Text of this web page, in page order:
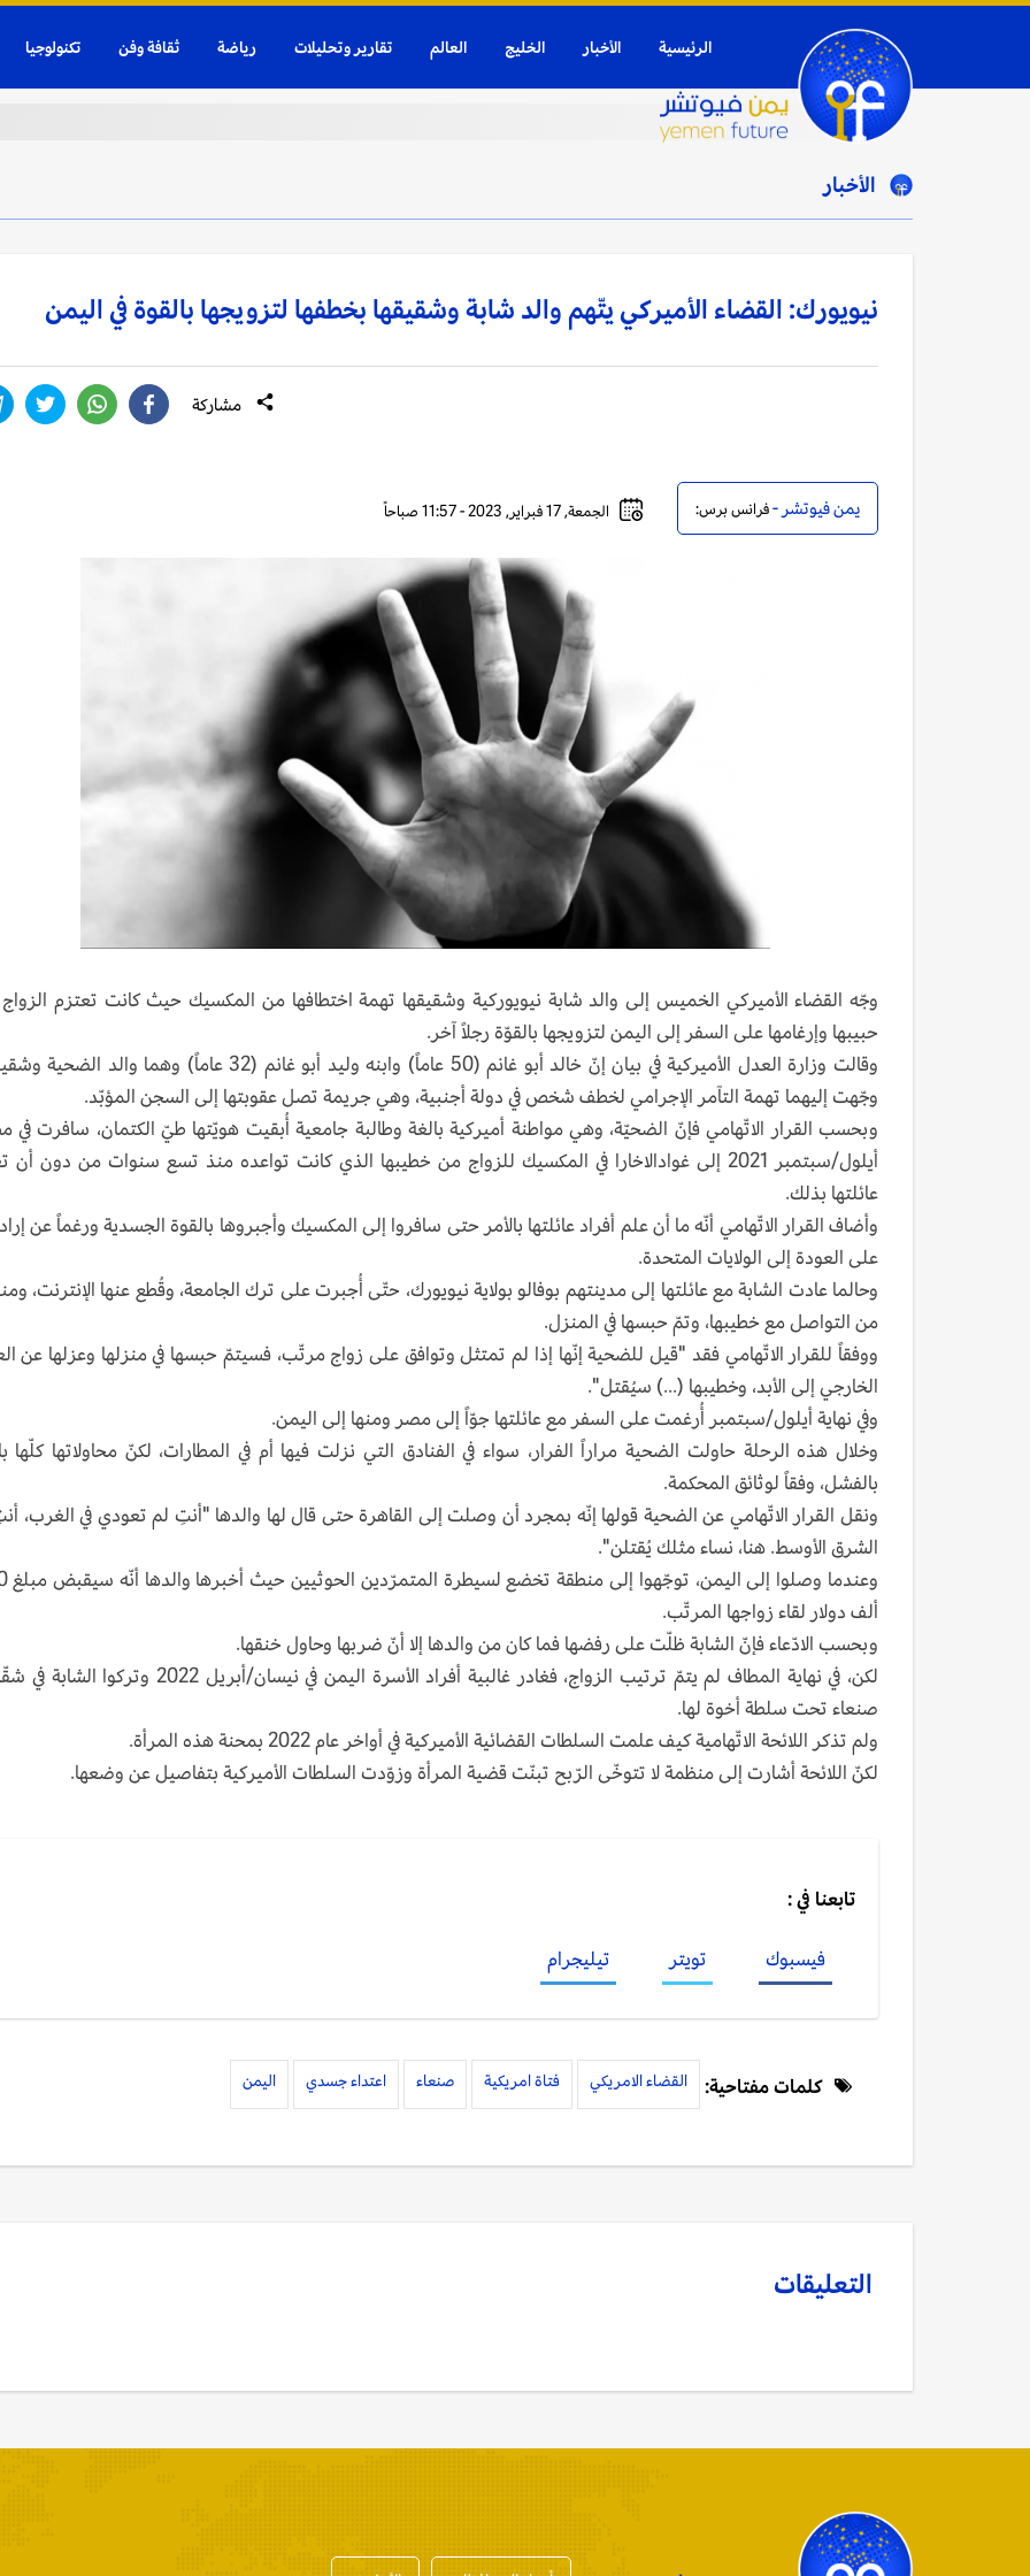
الرئيسية الأخبار الخليج العالم تقارير وتحليلات رياضة ثقافة وفن تكنولوجيا
الأخبار
نيويورك: القضاء الأميركي يتّهم والد شابة وشقيقها بخطفها لتزويجها بالقوة في اليمن
مشاركة
يمن فيوتشر -فرانس برس: الجمعة, 17 فبراير, 2023 - 11:57 صباحاً
وجّه القضاء الأميركي الخميس إلى والد شابة نيويوركية وشقيقها تهمة اختطافها من المكسيك حيث كانت تعتزم
حبيبها وإرغامها على السفر إلى اليمن لتزويجها بالقوّة رجلاً آخر.
وقالت وزارة العدل الأميركية في بيان إنّ خالد أبو غانم (50 عاماً) وابنه وليد أبو غانم (32 عاماً) وهما والد
وجّهت إليهما تهمة التآمر الإجرامي لخطف شخص في دولة أجنبية، وهي جريمة تصل عقوبتها إلى السجن المؤبّد.
وبحسب القرار الاتّهامي فإنّ الضحيّة، وهي مواطنة أميركية بالغة وطالبة جامعية أُبقيت هويّتها طيّ الكتمان، سافرت في
أيلول/سبتمبر 2021 إلى غوادالاخارا في المكسيك للزواج من خطيبها الذي كانت تواعده منذ تسع سنوات من دون أن
عائلتها بذلك.
وأضاف القرار الاتّهامي أنّه ما أن علم أفراد عائلتها بالأمر حتى سافروا إلى المكسيك وأجبروها بالقوة الجسدية ورغماً عن
على العودة إلى الولايات المتحدة.
وحالما عادت الشابة مع عائلتها إلى مدينتهم بوفالو بولاية نيويورك، حتّى أُجبرت على ترك الجامعة، وقُطع عنها الإنترنت،
من التواصل مع خطيبها، وتمّ حبسها في المنزل.
ووفقاً للقرار الاتّهامي فقد "قيل للضحية إنّها إذا لم تمتثل وتوافق على زواج مرتّب، فسيتمّ حبسها في منزلها وعزلها عن
الخارجي إلى الأبد، وخطيبها (...) سيُقتل".
وفي نهاية أيلول/سبتمبر أُرغمت على السفر مع عائلتها جوّاً إلى مصر ومنها إلى اليمن.
وخلال هذه الرحلة حاولت الضحية مراراً الفرار، سواء في الفنادق التي نزلت فيها أم في المطارات، لكنّ محاولاتها كلّها
بالفشل، وفقاً لوثائق المحكمة.
ونقل القرار الاتّهامي عن الضحية قولها إنّه بمجرد أن وصلت إلى القاهرة حتى قال لها والدها "أنتِ لم تعودي في الغرب،
الشرق الأوسط. هنا، نساء مثلك يُقتلن".
وعندما وصلوا
ألف دولار لقاء زواجها المرتّب.
وبحسب الادّعاء فإنّ الشابة ظلّت على رفضها فما كان من والدها إلا أنّ ضربها وحاول خنقها.
لكن، في نهاية المطاف لم يتمّ ترتيب الزواج، فغادر غالبية أفراد الأسرة اليمن في نيسان/أبريل 2022
صنعاء تحت سلطة أخوة لها.
ولم تذكر اللائحة الاتّهامية كيف علمت السلطات القضائية الأميركية في أواخر عام 2022 بمحنة هذه المرأة.
لكنّ اللائحة أشارت إلى منظمة لا تتوخّى الرّبح تبنّت قضية المرأة وزوّدت السلطات الأميركية بتفاصيل عن وضعها.
تابعنا في :
فيسبوك تويتر تيليجرام
كلمات مفتاحية: القضاء الامريكي فتاة امريكية صنعاء اعتداء جسدي اليمن
التعليقات